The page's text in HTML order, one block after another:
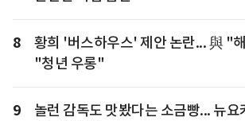
8
황희 '버스하우스' 제안 논란... 與 "
"청년 우롱"
9
놀런 감독도 맛봤다는 소금빵... 뉴요